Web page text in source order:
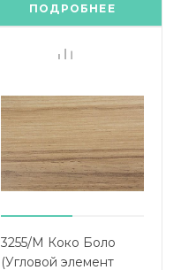
ПОДРОБНЕЕ
3255/М Коко Боло
(Угловой элемент